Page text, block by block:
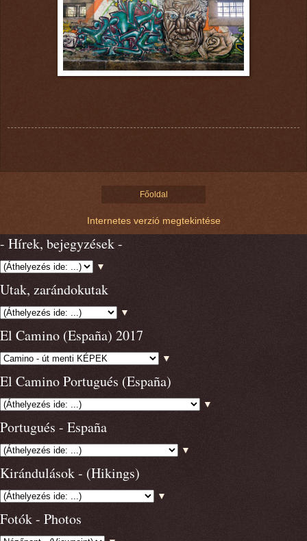
Főoldal
Internetes verzió megtekintése
- Hírek, bejegyzések -
▼
Utak, zarándokutak
▼
El Camino (España) 2017
▼
El Camino Portugués (España)
▼
Portugués - España
▼
Kirándulások - (Hikings)
▼
Fotók - Photos